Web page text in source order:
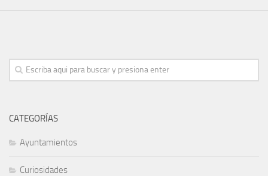
CATEGORÍAS
Ayuntamientos
Curiosidades